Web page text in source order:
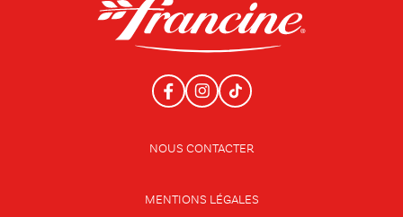
NOUS CONTACTER
MENTIONS LÉGALES